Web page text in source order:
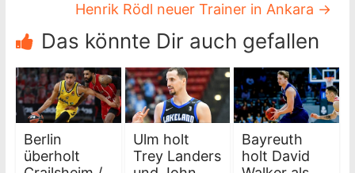
Henrik Rödl neuer Trainer in Ankara →
Das könnte Dir auch gefallen
Berlin
überholt
Ulm holt
Trey Landers
Bayreuth
holt David